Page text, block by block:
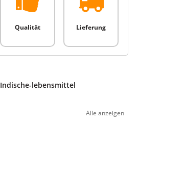
Qualität Lieferung
Indische-lebensmittel
Alle anzeigen